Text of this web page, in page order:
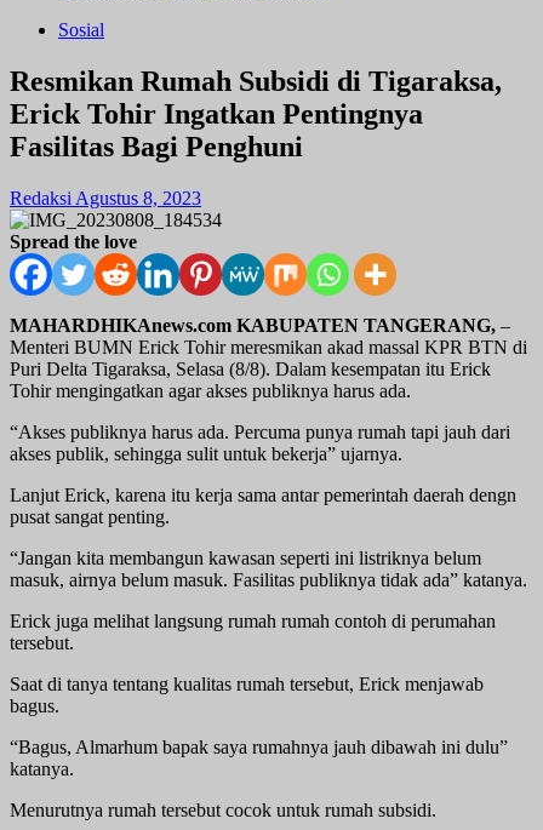
Sosial
Resmikan Rumah Subsidi di Tigaraksa,
Erick Tohir Ingatkan Pentingnya
Fasilitas Bagi Penghuni
Redaksi Agustus 8, 2023
Spread the love
MAHARDHIKAnews.com KABUPATEN TANGERANG, –
Menteri BUMN Erick Tohir meresmikan akad massal KPR BTN di
Puri Delta Tigaraksa, Selasa (8/8). Dalam kesempatan itu Erick
Tohir mengingatkan agar akses publiknya harus ada.
“Akses publiknya harus ada. Percuma punya rumah tapi jauh dari
akses publik, sehingga sulit untuk bekerja” ujarnya.
Lanjut Erick, karena itu kerja sama antar pemerintah daerah dengn
pusat sangat penting.
“Jangan kita membangun kawasan seperti ini listriknya belum
masuk, airnya belum masuk. Fasilitas publiknya tidak ada” katanya.
Erick juga melihat langsung rumah rumah contoh di perumahan
tersebut.
Saat di tanya tentang kualitas rumah tersebut, Erick menjawab
bagus.
“Bagus, Almarhum bapak saya rumahnya jauh dibawah ini dulu”
katanya.
Menurutnya rumah tersebut cocok untuk rumah subsidi.